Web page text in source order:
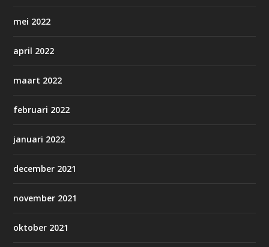
mei 2022
april 2022
maart 2022
februari 2022
januari 2022
december 2021
november 2021
oktober 2021